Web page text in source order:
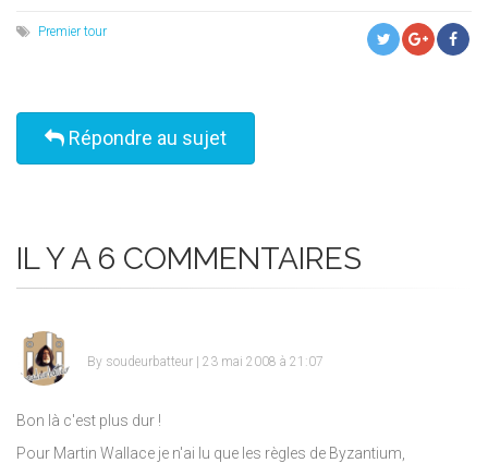
Premier tour
Répondre au sujet
IL Y A 6 COMMENTAIRES
By soudeurbatteur | 23 mai 2008 à 21:07
Bon là c'est plus dur !
Pour Martin Wallace je n'ai lu que les règles de Byzantium,